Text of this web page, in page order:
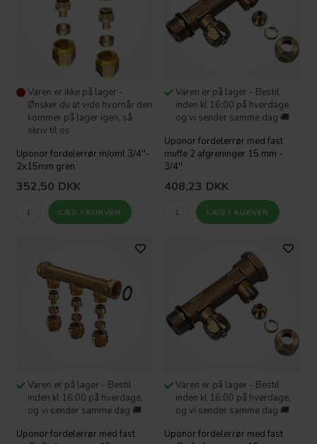
Varen er ikke på lager -
Ønsker du at vide hvornår den
kommer på lager igen, så
skriv til os
Uponor fordelerrør m/oml 3/4''-
2x15mm gren
352,50 DKK
Varen er på lager - Bestil
inden kl 16:00 på hverdage,
og vi sender samme dag 🚚
Uponor fordelerrør med fast
muffe 2 afgreninger 15 mm -
3/4''
408,23 DKK
Varen er på lager - Bestil
inden kl 16:00 på hverdage,
og vi sender samme dag 🚚
Uponor fordelerrør med fast
Varen er på lager - Bestil
inden kl 16:00 på hverdage,
og vi sender samme dag 🚚
Uponor fordelerrør med fast